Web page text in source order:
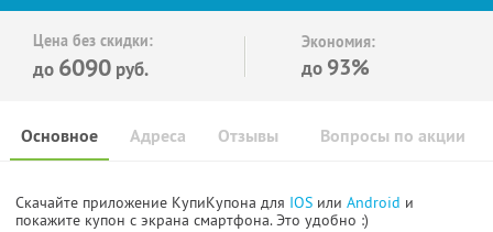
Цена без скидки:
до 6090 руб.
Экономия:
до 93%
Основное Отзывы Вопросы по акции
Адреса
Скачайте приложение КупиКупона для IOS или Android и
покажите купон с экрана смартфона. Это удобно :)